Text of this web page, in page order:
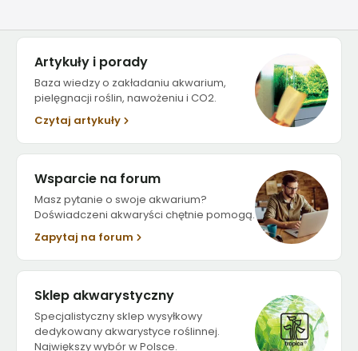
Artykuły i porady
Baza wiedzy o zakładaniu akwarium,
pielęgnacji roślin, nawożeniu i CO2.
Czytaj artykuły
Wsparcie na forum
Masz pytanie o swoje akwarium?
Doświadczeni akwaryści chętnie pomogą.
Zapytaj na forum
Sklep akwarystyczny
Specjalistyczny sklep wysyłkowy
dedykowany akwarystyce roślinnej.
Największy wybór w Polsce.